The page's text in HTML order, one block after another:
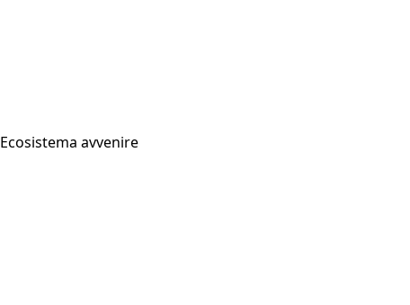
Ecosistema avvenire